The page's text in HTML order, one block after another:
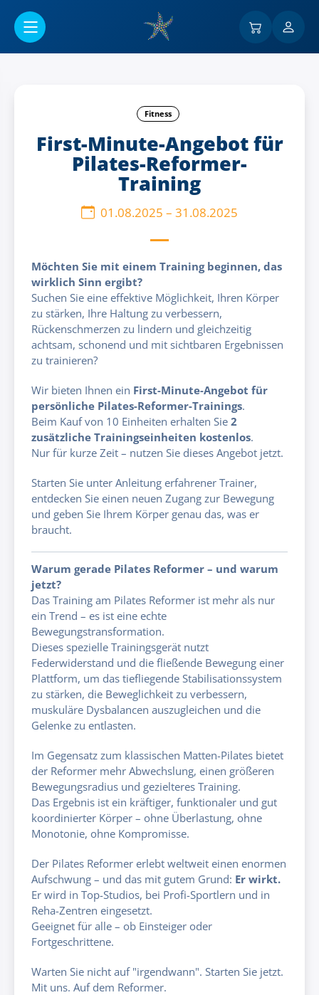
Fitness
First-Minute-Angebot für
Pilates-Reformer-
Training
01.08.2025 – 31.08.2025
Möchten Sie mit einem Training beginnen, das
wirklich Sinn ergibt?
Suchen Sie eine effektive Möglichkeit, Ihren Körper
zu stärken, Ihre Haltung zu verbessern,
Rückenschmerzen zu lindern und gleichzeitig
achtsam, schonend und mit sichtbaren Ergebnissen
zu trainieren?
Wir bieten Ihnen ein First-Minute-Angebot für
persönliche Pilates-Reformer-Trainings.
Beim Kauf von 10 Einheiten erhalten Sie 2
zusätzliche Trainingseinheiten kostenlos.
Nur für kurze Zeit – nutzen Sie dieses Angebot jetzt.
Starten Sie unter Anleitung erfahrener Trainer,
entdecken Sie einen neuen Zugang zur Bewegung
und geben Sie Ihrem Körper genau das, was er
braucht.
Warum gerade Pilates Reformer – und warum
jetzt?
Das Training am Pilates Reformer ist mehr als nur
ein Trend – es ist eine echte
Bewegungstransformation.
Dieses spezielle Trainingsgerät nutzt
Federwiderstand und die fließende Bewegung einer
Plattform, um das tiefliegende Stabilisationssystem
zu stärken, die Beweglichkeit zu verbessern,
muskuläre Dysbalancen auszugleichen und die
Gelenke zu entlasten.
Im Gegensatz zum klassischen Matten-Pilates bietet
der Reformer mehr Abwechslung, einen größeren
Bewegungsradius und gezielteres Training.
Das Ergebnis ist ein kräftiger, funktionaler und gut
koordinierter Körper – ohne Überlastung, ohne
Monotonie, ohne Kompromisse.
Der Pilates Reformer erlebt weltweit einen enormen
Aufschwung – und das mit gutem Grund: Er wirkt.
Er wird in Top-Studios, bei Profi-Sportlern und in
Reha-Zentren eingesetzt.
Geeignet für alle – ob Einsteiger oder
Fortgeschrittene.
Warten Sie nicht auf "irgendwann". Starten Sie jetzt.
Mit uns. Auf dem Reformer.